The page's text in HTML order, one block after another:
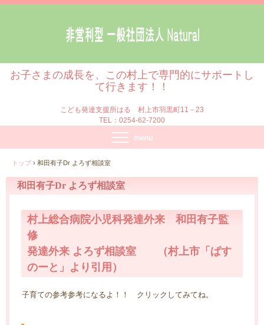
お子さまの成長を、この村上で専門的にサポートし
て行きます！！
こども発達支援所はる 村上市羽黒町11－23
TEL：0254-62-7200
トップ › 和田有子Dr よろず相談室
和田有子Dr よろず相談室
村上総合病院小児科発達外来 和田有子監
修
発達外来 よろず相談室 （村上市「ぱす
のーと」より引用）
子育ての参考参考になるよ！！ クリックしてみてね。